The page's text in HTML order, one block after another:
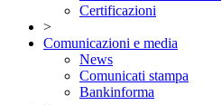
Certificazioni
>
Comunicazioni e media
News
Comunicati stampa
Bankinforma